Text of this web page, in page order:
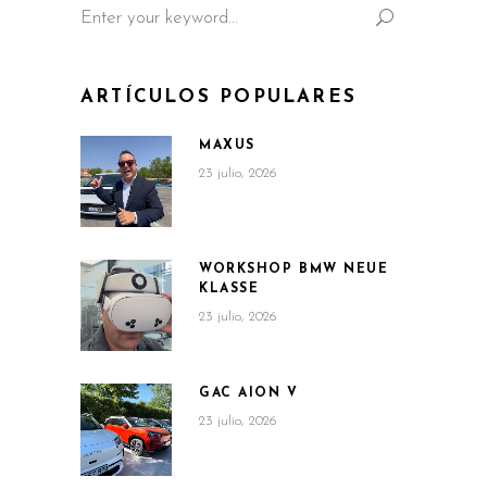
for:
ARTÍCULOS POPULARES
MAXUS
23 julio, 2026
WORKSHOP BMW NEUE
KLASSE
23 julio, 2026
GAC AION V
23 julio, 2026